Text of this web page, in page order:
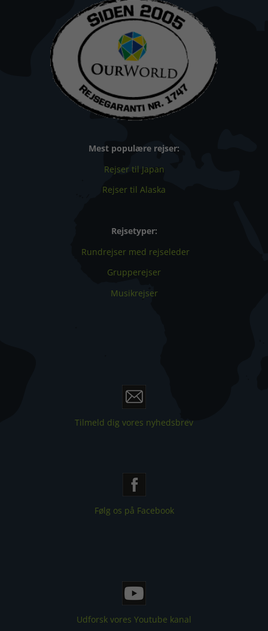
Mest populære rejser:
Rejser til Japan
Rejser til Alaska
Rejsetyper:
Rundrejser med rejseleder
Grupperejser
Musikrejser
Tilmeld dig vores nyhedsbrev
Følg os på Facebook
Udforsk vores Youtube kanal